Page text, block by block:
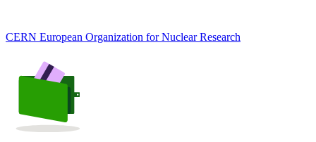
CERN European Organization for Nuclear Research